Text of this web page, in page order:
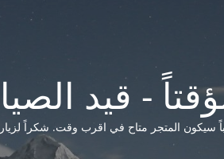
- قيد
سيكون المتجر متاح في اقرب وقت. شكراً